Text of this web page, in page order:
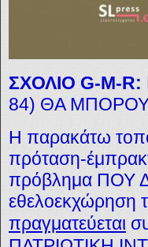
ΣΧΟΛΙΟ G-M-R:
84) ΘΑ
Η παρακάτω
πρόταση-
πρόβλημα ΠΟΥ
εθελοεκχώρηση
πραγματεύεται